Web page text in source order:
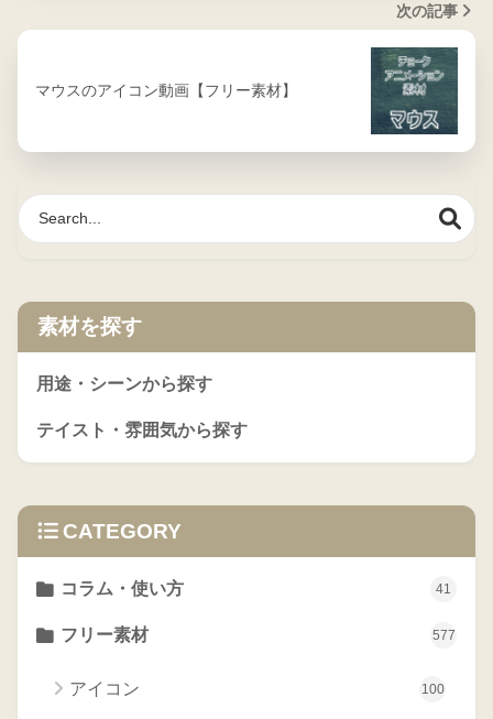
次の記事
マウスのアイコン動画【フリー素材】
素材を探す
用途・シーンから探す
テイスト・雰囲気から探す
CATEGORY
コラム・使い方 41
フリー素材 577
アイコン 100